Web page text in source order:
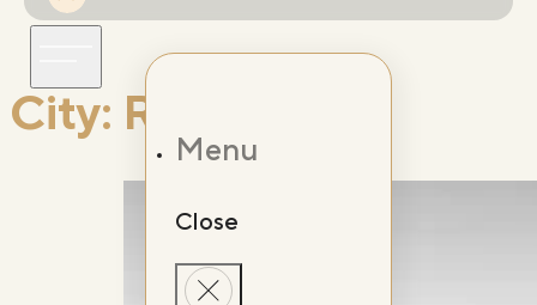
Menu
Close
City: Roterdão